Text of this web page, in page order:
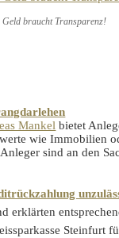
Geld braucht Transparenz!
Mankel bietet
wie Immobilien
sind an den
erklärten
Steinfurt